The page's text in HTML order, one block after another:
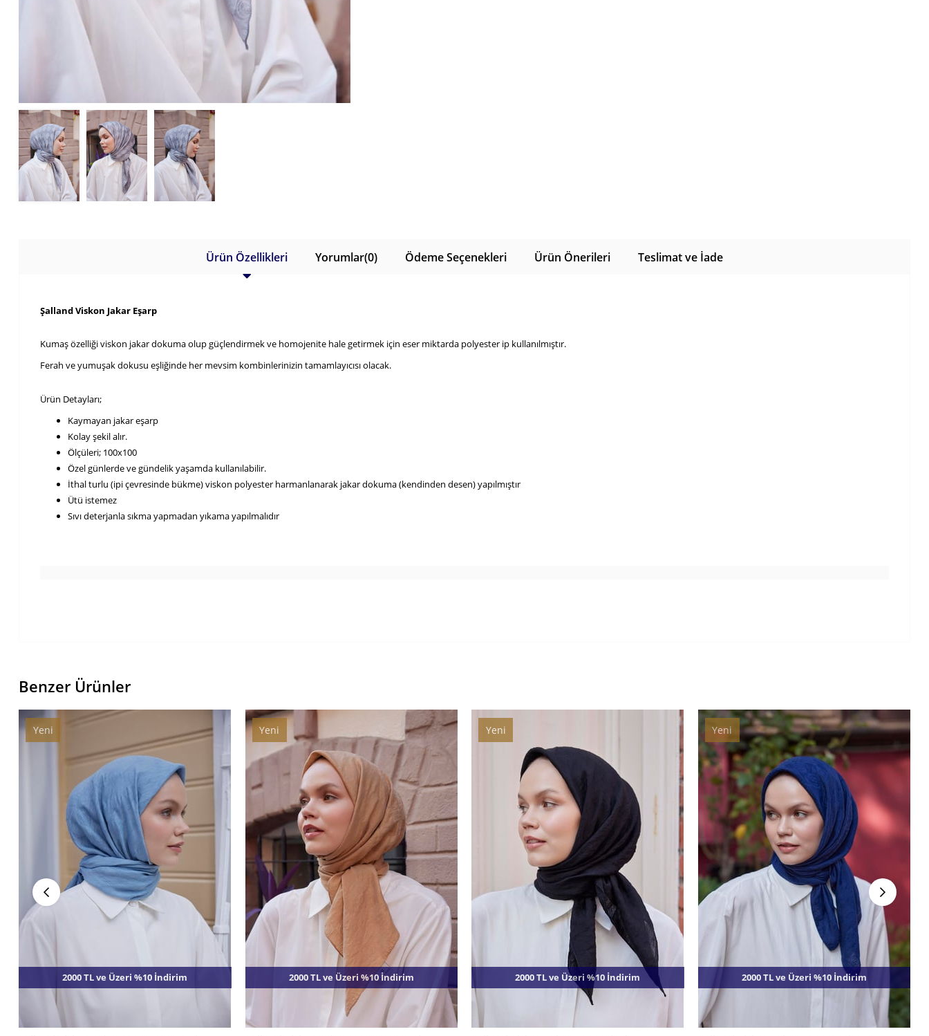
Ürün Özellikleri Yorumlar(0) Ödeme Seçenekleri Ürün Önerileri Teslimat ve İade
Şalland Viskon Jakar Eşarp
Kumaş özelliği viskon jakar dokuma olup güçlendirmek ve homojenite hale getirmek için eser miktarda polyester ip kullanılmıştır.
Ferah ve yumuşak dokusu eşliğinde her mevsim kombinlerinizin tamamlayıcısı olacak.
Ürün Detayları;
Kaymayan jakar eşarp
Kolay şekil alır.
Ölçüleri; 100x100
Özel günlerde ve gündelik yaşamda kullanılabilir.
İthal turlu (ipi çevresinde bükme) viskon polyester harmanlanarak jakar dokuma (kendinden desen) yapılmıştır
Ütü istemez
Sıvı deterjanla sıkma yapmadan yıkama yapılmalıdır
Benzer Ürünler
Yeni
2000 TL ve Üzeri %10 İndirim
Yeni
Ürün
2000 TL ve Üzeri %10 İndirim
Yeni
2000 TL ve Üzeri %10 İndirim
Yeni
Ürün
2000 TL ve Üzeri %10 İndirim